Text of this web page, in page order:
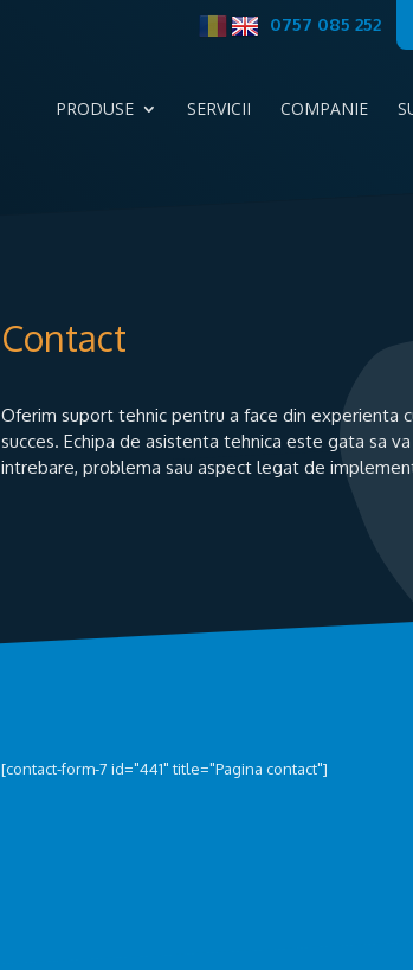
0757 085 252
PRODUSE SERVICII COMPANIE
Contact
Oferim suport tehnic pentru a face din experienta
succes. Echipa de asistenta tehnica este gata sa
intrebare, problema sau aspect legat de
[contact-form-7 id="441" title="Pagina contact"]